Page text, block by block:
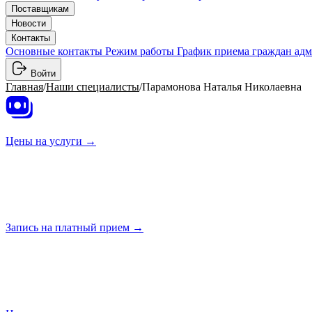
Поставщикам
Новости
Контакты
Основные контакты Режим работы График приема граждан
Войти
Главная/Наши специалисты/Парамонова Наталья Николаевна
Цены на услуги →
Запись на платный прием →